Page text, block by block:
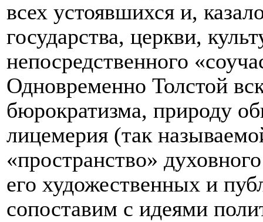
всех устоявшихся и,
государства, церкви,
непосредственного
Одновременно Толстой
бюрократизма, природу
лицемерия (так
«пространство»
его художественных и
сопоставим с идеями